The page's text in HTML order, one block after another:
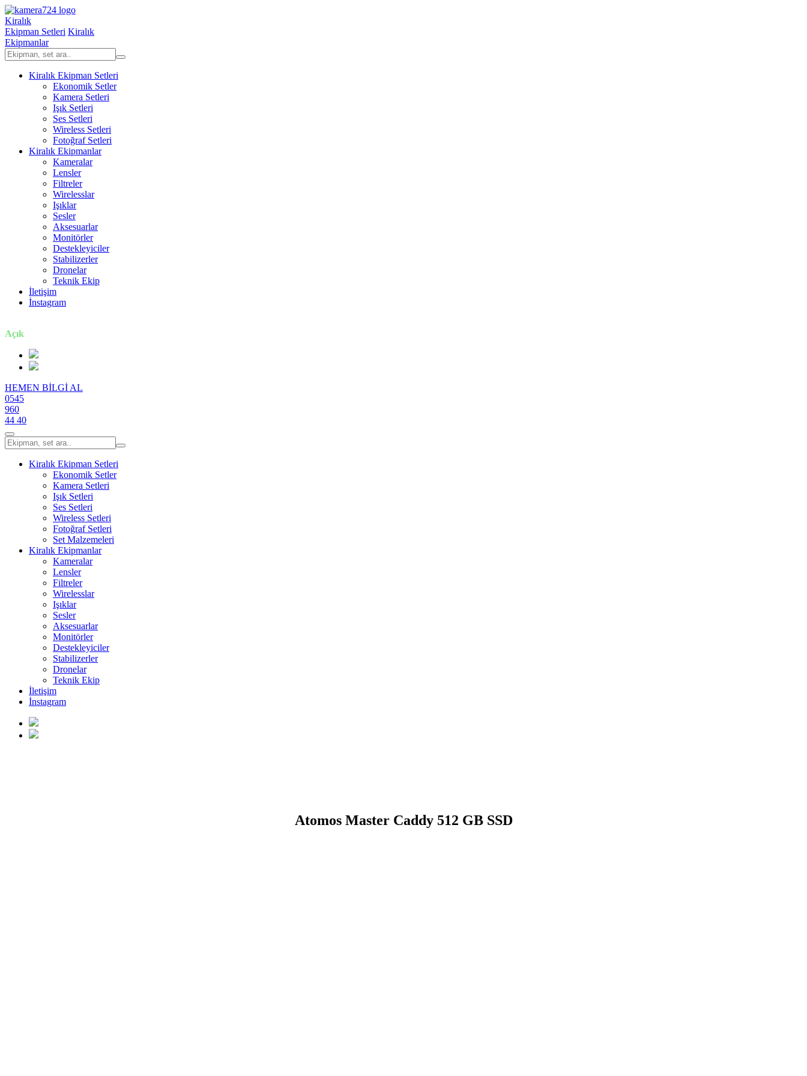
Kiralık
Ekipman Setleri Kiralık
Ekipmanlar
Kiralık Ekipman Setleri
Ekonomik Setler
Kamera Setleri
Işık Setleri
Ses Setleri
Wireless Setleri
Fotoğraf Setleri
Kiralık Ekipmanlar
Kameralar
Lensler
Filtreler
Wirelesslar
Işıklar
Sesler
Aksesuarlar
Monitörler
Destekleyiciler
Stabilizerler
Dronelar
Teknik Ekip
İletişim
İnstagram
Açık
HEMEN BİLGİ AL
0545
960
44 40
Kiralık Ekipman Setleri
Ekonomik Setler
Kamera Setleri
Işık Setleri
Ses Setleri
Wireless Setleri
Fotoğraf Setleri
Set Malzemeleri
Kiralık Ekipmanlar
Kameralar
Lensler
Filtreler
Wirelesslar
Işıklar
Sesler
Aksesuarlar
Monitörler
Destekleyiciler
Stabilizerler
Dronelar
Teknik Ekip
İletişim
İnstagram
Atomos Master Caddy 512 GB SSD